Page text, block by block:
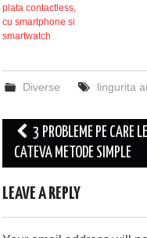
plata contactless,
cu smartphone si
smartwatch
Diverse lingurita
Post
navigation
3 PROBLEME PE CARE
CATEVA METODE SIMPLE
LEAVE A REPLY